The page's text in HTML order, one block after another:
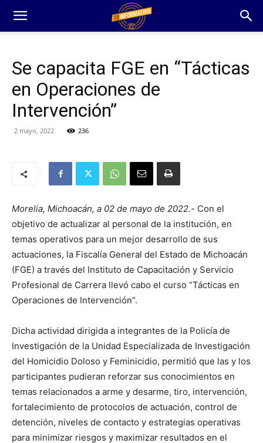
Se capacita FGE en “Tácticas
en Operaciones de
Intervención”
2 mayo, 2022 236
Morelia, Michoacán, a 02 de mayo de 2022.- Con el
objetivo de actualizar al personal de la institución, en
temas operativos para un mejor desarrollo de sus
actuaciones, la Fiscalía General del Estado de Michoacán
(FGE) a través del Instituto de Capacitación y Servicio
Profesional de Carrera llevó cabo el curso “Tácticas en
Operaciones de Intervención”.
Dicha actividad dirigida a integrantes de la Policía de
Investigación de la Unidad Especializada de Investigación
del Homicidio Doloso y Feminicidio, permitió que las y los
participantes pudieran reforzar sus conocimientos en
temas relacionados a arme y desarme, tiro, intervención,
fortalecimiento de protocolos de actuación, control de
detención, niveles de contacto y estrategias operativas
para minimizar riesgos y maximizar resultados en el